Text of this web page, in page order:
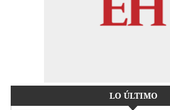
LO ÚLTIMO